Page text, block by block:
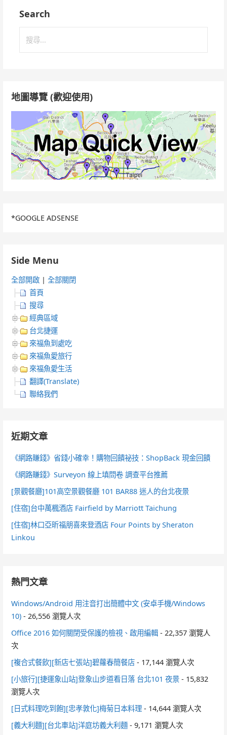
Search
地圖導覽 (歡迎使用)
*GOOGLE ADSENSE
Side Menu
全部開啟 |全部關閉
首頁
搜尋
經典區域
台北捷運
來福魚到處吃
來福魚愛旅行
來福魚愛生活
翻譯(Translate)
聯絡我們
近期文章
《網路賺錢》省錢小確幸！購物回饋祕技：ShopBack 現金回饋
《網路賺錢》Surveyon 線上填問卷 調查平台推薦
[景觀餐廳]101高空景觀餐廳 101 BAR88 迷人的台北夜景
[住宿]台中萬楓酒店 Fairfield by Marriott Taichung
[住宿]林口亞昕福朋喜來登酒店 Four Points by Sheraton
Linkou
熱門文章
Windows/Android 用注音打出簡體中文 (安卓手機/Windows
10) - 26,556 瀏覽人次
Office 2016 如何關閉受保護的檢視、啟用編輯 - 22,357 瀏覽人
次
[複合式餐飲][新店七張站]碧蘿春簡餐店 - 17,144 瀏覽人次
[小旅行][捷運象山站]登象山步道看日落 台北101 夜景 - 15,832
瀏覽人次
[日式料理吃到飽][忠孝敦化]梅菊日本料理 - 14,644 瀏覽人次
[義大利麵][台北車站]洋庭坊義大利麵 - 9,171 瀏覽人次